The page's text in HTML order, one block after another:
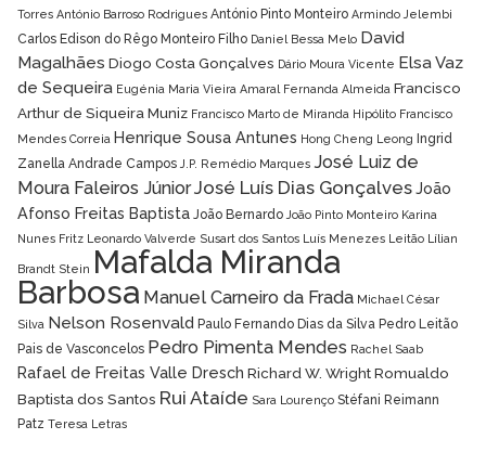
Torres António Barroso Rodrigues António Pinto Monteiro Armindo Jelembi
Carlos Edison do Rêgo Monteiro Filho Daniel Bessa Melo David
Magalhães Diogo Costa Gonçalves Dário Moura Vicente Elsa Vaz
de Sequeira Eugénia Maria Vieira Amaral Fernanda Almeida Francisco
Arthur de Siqueira Muniz Francisco Marto de Miranda Hipólito Francisco
Mendes Correia Henrique Sousa Antunes Hong Cheng Leong Ingrid
Zanella Andrade Campos J.P. Remédio Marques José Luiz de
Moura Faleiros JúniorJosé Luís Dias GonçalvesJoão
Afonso Freitas Baptista João Bernardo João Pinto Monteiro Karina
Nunes Fritz Leonardo Valverde Susart dos Santos Luís Menezes Leitão Lílian
Brandt Stein Mafalda Miranda
Barbosa Manuel Carneiro da Frada Michael César
Silva Nelson Rosenvald Paulo Fernando Dias da Silva Pedro Leitão
Pais de Vasconcelos Pedro Pimenta Mendes Rachel Saab
Rafael de Freitas Valle Dresch Richard W. WrightRomualdo
Baptista dos Santos Rui Ataíde Sara Lourenço Stéfani Reimann
Patz Teresa Letras